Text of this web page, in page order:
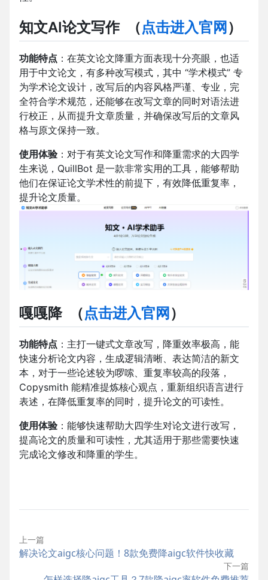
知文AI论文写作（点击进入官网 ）
功能特点 ：在英文论文降重方面表现十分亮眼，也适
用于中文论文，有多种改写模式，其中 “学术模式” 专
为学术论文设计，改写后的内容风格严谨、专业，完
全符合学术规范，还能够在改写文章的同时对语法进
行校正，从而提升文章质量，并确保改写后的文章风
格与原文保持一致。
使用体验：对于有英文论文写作和降重需求的大四学
生来说，QuillBot 是一款非常实用的工具，能够帮助
他们在保证论文学术性的前提下，有效降低重复率，
提升论文质量。
嘎嘎降（点击进入官网 ）
功能特点 ：主打一键式文章改写，降重效率极高，能
快速分析论文内容，生成逻辑清晰、表达简洁的新文
本，对于一些论述较为啰嗦、重复率较高的段落，
Copysmith 能精准提炼核心观点，重新组织语言进行
表述，在降低重复率的同时，提升论文的可读性。
使用体验：能够快速帮助大四学生对论文进行改写，
提高论文的质量和可读性，尤其适用于那些需要快速
完成论文修改和降重的学生。
上一篇
解决论文aigc核心问题！8款免费降aigc软件快收藏
下一篇